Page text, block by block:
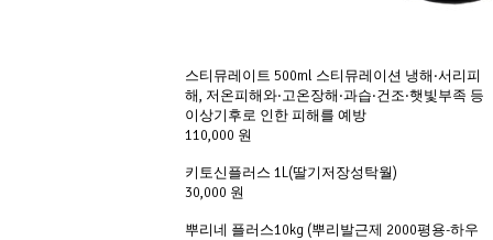
스티뮤레이트 500ml 스티뮤레이션 냉해·서리피
해, 저온피해와·고온장해·과습·건조·햇빛부족 등
이상기후로 인한 피해를 예방
110,000 원
키토신플러스 1L(딸기저장성탁월)
30,000 원
뿌리네 플러스10kg (뿌리발근제 2000평용-하우